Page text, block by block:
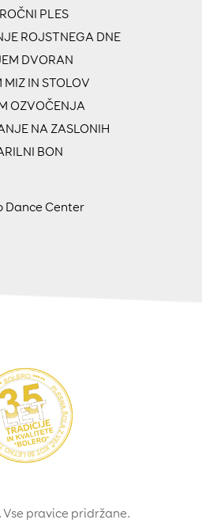
PLES
ROJSTNEGA DNE
DVORAN
MIZ IN STOLOV
OZVOČENJA
NA ZASLONIH
BON
Dance Center
Vse pravice pridržane.